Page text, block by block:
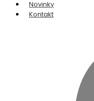
Novinky
Kontakt